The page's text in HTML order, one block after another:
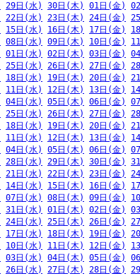
29日(水) 30日(木) 01日(金)
22日(水) 23日(木) 24日(金)
15日(水) 16日(木) 17日(金)
08日(水) 09日(木) 10日(金)
01日(水) 02日(木) 03日(金)
25日(水) 26日(木) 27日(金)
18日(水) 19日(木) 20日(金)
11日(水) 12日(木) 13日(金)
04日(水) 05日(木) 06日(金)
25日(水) 26日(木) 27日(金)
18日(水) 19日(木) 20日(金)
11日(水) 12日(木) 13日(金)
04日(水) 05日(木) 06日(金)
28日(水) 29日(木) 30日(金)
21日(水) 22日(木) 23日(金)
14日(水) 15日(木) 16日(金)
07日(水) 08日(木) 09日(金)
31日(水) 01日(木) 02日(金)
24日(水) 25日(木) 26日(金)
17日(水) 18日(木) 19日(金)
10日(水) 11日(木) 12日(金)
03日(水) 04日(木) 05日(金)
26日(水) 27日(木) 28日(金)